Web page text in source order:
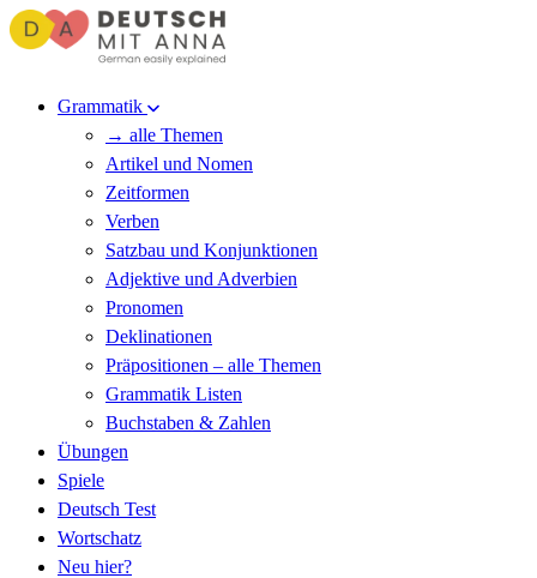
Grammatik
→ alle Themen
Artikel und Nomen
Zeitformen
Verben
Satzbau und Konjunktionen
Adjektive und Adverbien
Pronomen
Deklinationen
Präpositionen – alle Themen
Grammatik Listen
Buchstaben & Zahlen
Übungen
Spiele
Deutsch Test
Wortschatz
Neu hier?